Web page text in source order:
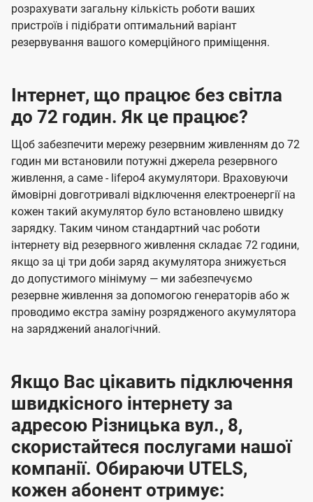
розрахувати загальну кількість роботи ваших
пристроїв і підібрати оптимальний варіант
резервування вашого комерційного приміщення.
Інтернет, що працює без світла
до 72 годин. Як це працює?
Щоб забезпечити мережу резервним живленням до 72
годин ми встановили потужні джерела резервного
живлення, а саме - lifepo4 акумулятори. Враховуючи
ймовірні довготривалі відключення електроенергії на
кожен такий акумулятор було встановлено швидку
зарядку. Таким чином стандартний час роботи
інтернету від резервного живлення складає 72 години,
якщо за ці три доби заряд акумулятора знижується
до допустимого мінімуму — ми забезпечуємо
резервне живлення за допомогою генераторів або ж
проводимо екстра заміну розрядженого акумулятора
на заряджений аналогічний.
Якщо Вас цікавить підключення
швидкісного інтернету за
адресою Різницька вул., 8,
скористайтеся послугами нашої
компанії. Обираючи UTELS,
кожен абонент отримує: